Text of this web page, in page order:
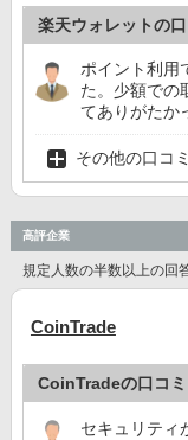
楽天ウォレットの
ポイント利用
た。少額での
てありがたか
その他の口コ
高評企業
規定人数の半数以上の回
CoinTrade
CoinTradeの口コミ
セキュリティ